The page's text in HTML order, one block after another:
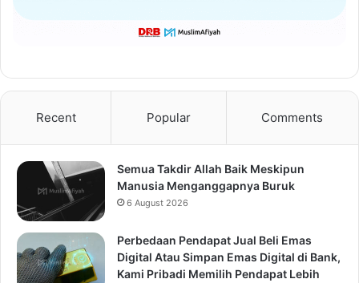
Recent Popular Comments
Semua Takdir Allah Baik Meskipun
Manusia Menganggapnya Buruk
6 August 2026
Perbedaan Pendapat Jual Beli Emas
Digital Atau Simpan Emas Digital di Bank,
Kami Pribadi Memilih Pendapat Lebih